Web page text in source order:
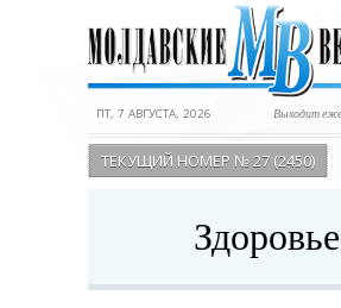
ПТ, 7 АВГУСТА, 2026 Выходит
ТЕКУЩИЙ НОМЕР № 27 (2450)
Здоровье